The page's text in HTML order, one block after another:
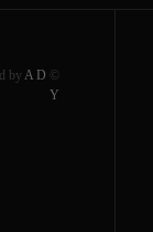
© Copyright 2025. Designed and Developed by
A D
Y